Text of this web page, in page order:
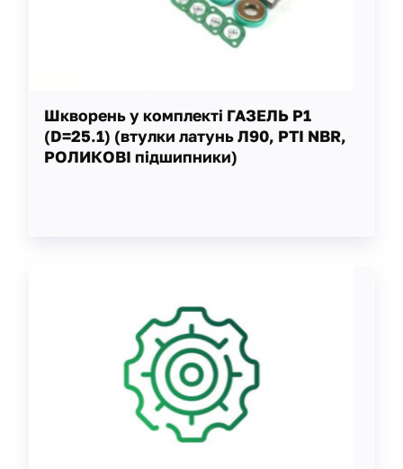
Шкворень у комплекті ГАЗЕЛЬ Р1
(D=25.1) (втулки латунь Л90, РТІ NBR,
РОЛИКОВІ підшипники)